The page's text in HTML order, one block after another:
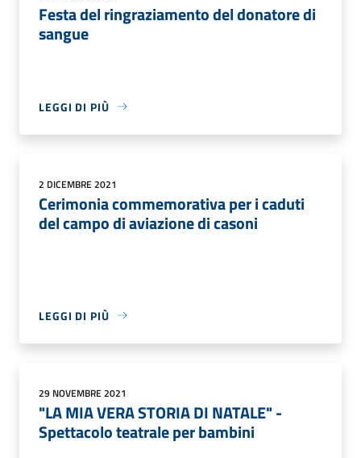
Festa del ringraziamento del donatore di
sangue
LEGGI DI PIÙ
2 DICEMBRE 2021
Cerimonia commemorativa per i caduti
del campo di aviazione di casoni
LEGGI DI PIÙ
29 NOVEMBRE 2021
"LA MIA VERA STORIA DI NATALE" -
Spettacolo teatrale per bambini